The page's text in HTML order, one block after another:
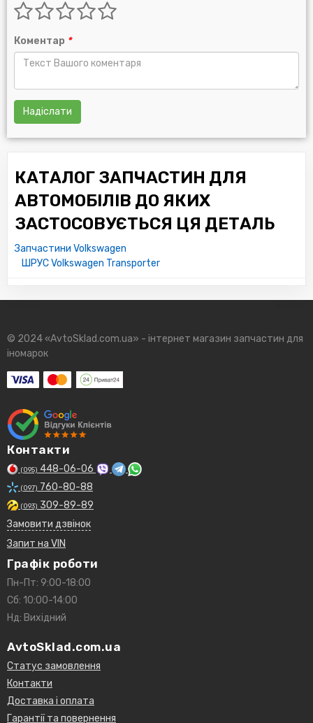
Коментар *
Надіслати
КАТАЛОГ ЗАПЧАСТИН ДЛЯ
АВТОМОБІЛІВ ДО ЯКИХ
ЗАСТОСОВУЄТЬСЯ ЦЯ ДЕТАЛЬ
Запчастини Volkswagen
ШРУС Volkswagen Transporter
© 2024 «AvtoSklad.com.ua» - інтернет магазин запчастин для
іномарок
Контакти
(095) 448-06-06
(097) 760-80-88
(093) 309-89-89
Замовити дзвінок
Запит на VIN
Графік роботи
Пн-Пт: 9:00-18:00
Сб: 10:00-14:00
Нд: Вихідний
AvtoSklad.com.ua
Статус замовлення
Контакти
Доставка і оплата
Гарантії та повернення